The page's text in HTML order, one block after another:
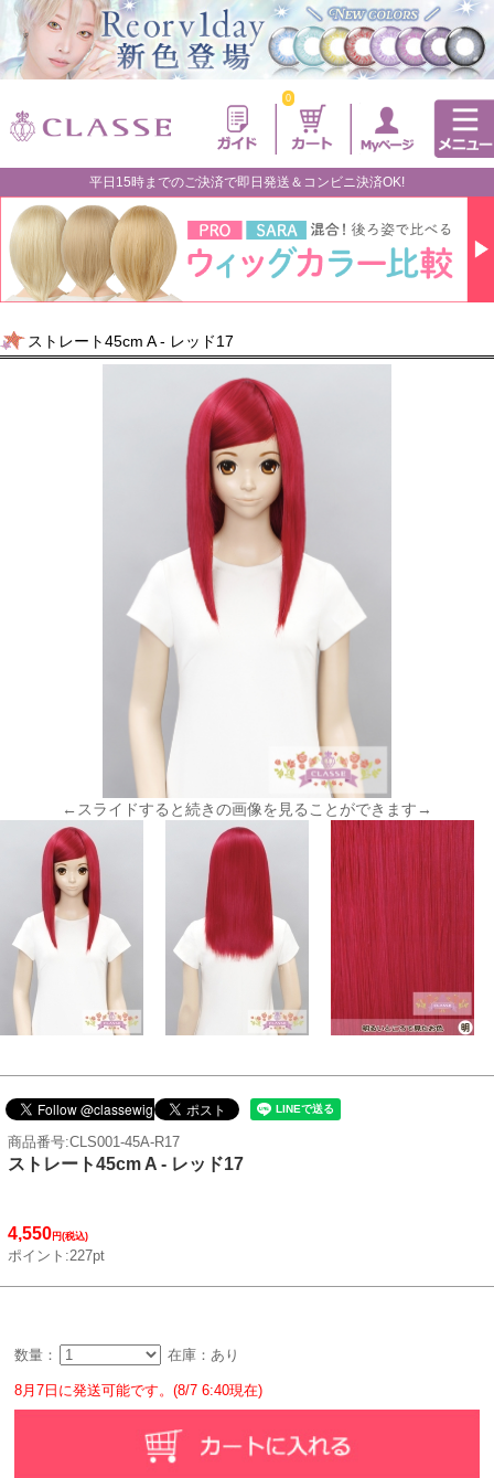
0
平日15時までのご決済で即日発送＆コンビニ決済OK!
ストレート45cm A - レッド17
←スライドすると続きの画像を見ることができます→
商品番号:CLS001-45A-R17
ストレート45cm A - レッド17
4,550円(税込)
ポイント:227pt
数量： 在庫：あり
8月7日に発送可能です。(8/7 6:40現在)